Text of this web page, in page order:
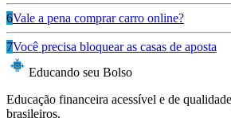
6Vale a pena comprar carro online?
7Você precisa bloquear as casas de aposta
Educando seu Bolso
Educação financeira acessível e de
brasileiros.